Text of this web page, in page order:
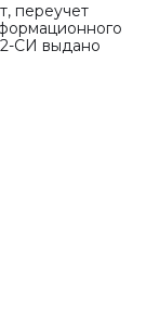
переучет
СИ выдано